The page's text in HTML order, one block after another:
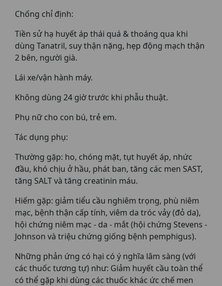
Chống chỉ định:
Tiền sử hạ huyết áp thái quá & thoáng qua khi
dùng Tanatril, suy thận nặng, hẹp động mạch thận
2 bên, người già.
Lái xe/vận hành máy.
Không dùng 24 giờ trước khi phẫu thuật.
Phụ nữ cho con bú, trẻ em.
Tác dụng phụ:
Thường gặp: ho, chóng mặt, tụt huyết áp, nhức
đầu, khó chịu ở hầu, phát ban, tăng các men SAST,
tăng SALT và tăng creatinin máu.
Hiếm gặp: giảm tiểu cầu nghiêm trọng, phù niêm
mạc, bệnh thận cấp tính, viêm da tróc vảy (đỏ da),
hội chứng niêm mạc - da - mắt (hội chứng Stevens -
Johnson và triệu chứng giống bệnh pemphigus).
Những phản ứng có hại có ý nghĩa lâm sàng (với
các thuốc tương tự) như: Giảm huyết cầu toàn thể
có thể gặp khi dùng các thuốc khác ức chế men